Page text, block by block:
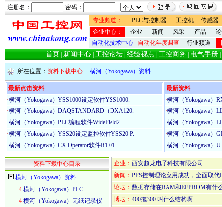
注册名：
密码：
专业频道：
PLC与控制器 工控机
传感器
企业中心：
企业 新闻 风采 产品
自动化技术中心
自动化年度调查 行业频道
首页 新闻中心 工控论坛 经验视点 工控商务 电气手册
所在位置： 资料下载中心 -- 横河（Yokogawa）资料
最新点击资料
·横河（Yokogawa）YSS1000设定软件YSS1000.
·横河（Yokogawa）DAQSTANDARD（DXA120.
·横河（Yokogawa）PLC编程软件WideField2 .
·横河（Yokogawa）YSS20设定监控软件YSS20 P.
·横河（Yokogawa）CX Operator软件R1.01.
最新资料
·横河（Yokogawa）
·横河（Yokogawa）
·横河（Yokogawa）
·横河（Yokogawa）
·横河（Yokogawa）
资料下载中心目录
横河（Yokogawa）资料
4 横河（Yokogawa）PLC
4 横河（Yokogawa）无纸记录仪
企业： 西安超龙电子科技有限公司
新闻： PFS控制理论应用成功，全面取代
论坛： 数据存储在RAM和EEPROM有什
博坛： 400拖300 叫什么结构啊